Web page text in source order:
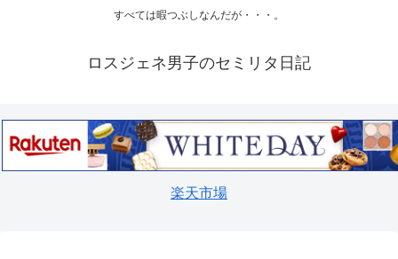
すべては暇つぶしなんだが・・・。
ロスジェネ男子のセミリタ日記
楽天市場